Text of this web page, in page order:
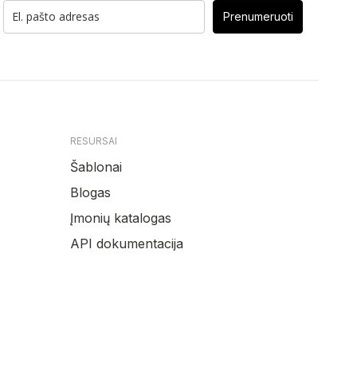
Prenumeruoti
RESURSAI
Šablonai
Blogas
Įmonių katalogas
API dokumentacija